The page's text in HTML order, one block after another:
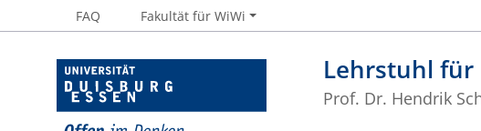
Lehrstuhl für
Prof. Dr. Hendrik
FAQ Fakultät für WiWi